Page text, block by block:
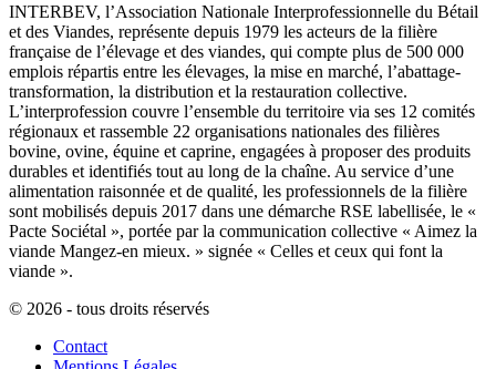
INTERBEV, l’Association Nationale Interprofessionnelle du Bétail
et des Viandes, représente depuis 1979 les acteurs de la filière
française de l’élevage et des viandes, qui compte plus de 500 000
emplois répartis entre les élevages, la mise en marché, l’abattage-
transformation, la distribution et la restauration collective.
L’interprofession couvre l’ensemble du territoire via ses 12 comités
régionaux et rassemble 22 organisations nationales des filières
bovine, ovine, équine et caprine, engagées à proposer des produits
durables et identifiés tout au long de la chaîne. Au service d’une
alimentation raisonnée et de qualité, les professionnels de la filière
sont mobilisés depuis 2017 dans une démarche RSE labellisée, le «
Pacte Sociétal », portée par la communication collective « Aimez la
viande Mangez-en mieux. » signée « Celles et ceux qui font la
viande ».
© 2026 - tous droits réservés
Contact